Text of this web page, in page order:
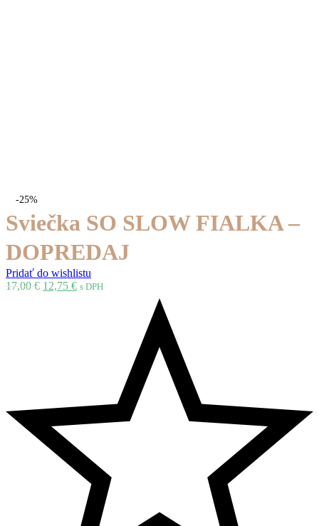
-25%
Sviečka SO SLOW FIALKA –
DOPREDAJ
Pridať do wishlistu
17,00 € 12,75 € s DPH